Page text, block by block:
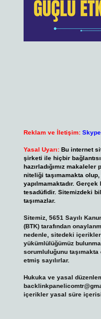
Reklam ve İletişim:
Yasal Uyarı: Bu internet
şirketi ile hiçbir
hazırladığımız
niteliği taşımamakta
yapılmamaktadır.
tesadüfidir. Sitemizdeki
taşımazlar.
Sitemiz, 5651 Sayılı
(BTK) tarafından
nedenle, sitedeki
yükümlülüğümüz
sorumluluğunu
etmiş sayılırlar.
Hukuka ve yasal
içerikler yasal süre